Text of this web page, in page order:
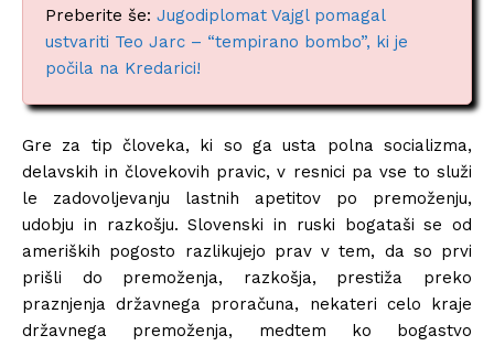
Preberite še: Jugodiplomat Vajgl pomagal
ustvariti Teo Jarc – “tempirano bombo”, ki je
počila na Kredarici!
Gre za tip človeka, ki so ga usta polna socializma,
delavskih in človekovih pravic, v resnici pa vse to služi
le zadovoljevanju lastnih apetitov po premoženju,
udobju in razkošju. Slovenski in ruski bogataši se od
ameriških pogosto razlikujejo prav v tem, da so prvi
prišli do premoženja, razkošja, prestiža preko
praznjenja državnega proračuna, nekateri celo kraje
državnega premoženja, medtem ko bogastvo